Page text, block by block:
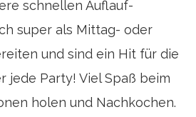
schnellen Auflauf-
super als Mittag- oder
und sind ein Hit für die
jede Party! Viel Spaß beim
holen und Nachkochen.